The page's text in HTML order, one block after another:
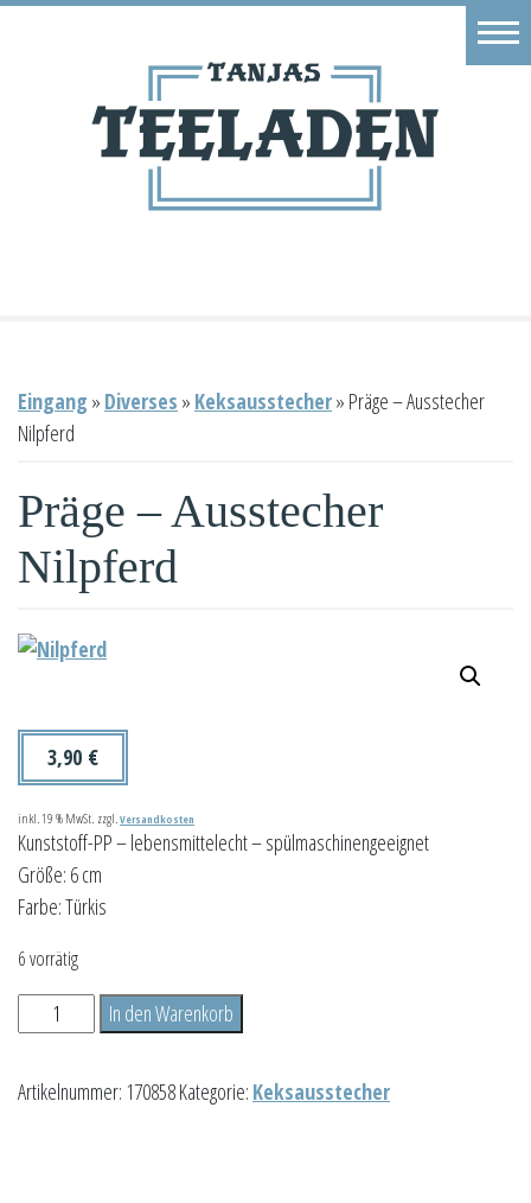
Eingang » Diverses » Keksausstecher» Präge – Ausstecher
Nilpferd
Präge – Ausstecher
Nilpferd
3,90 €
inkl. 19 % MwSt. zzgl. Versandkosten
Kunststoff-PP – lebensmittelecht – spülmaschinengeeignet
Größe: 6 cm
Farbe: Türkis
6 vorrätig
Präge
-
Nilpferd
In den Warenkorb
Artikelnummer: 170858Kategorie: Keksausstecher
Geschäft